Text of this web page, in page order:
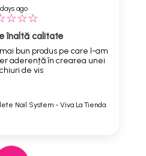
ago
înaltă calitate
bun produs pe care l-am
aderență în crearea unei
de vis
Nail System - Viva La Tienda